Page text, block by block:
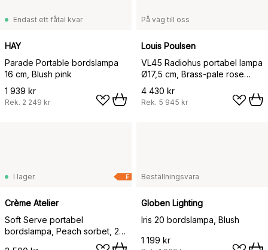
Endast ett fåtal kvar
HAY
Parade Portable bordslampa
16 cm, Blush pink
1 939 kr
Rek. 2 249 kr
På väg till oss
Louis Poulsen
VL45 Radiohus portabel lampa
Ø17,5 cm, Brass-pale rose
glass
4 430 kr
Rek. 5 945 kr
F
I lager
Crème Atelier
Soft Serve portabel
bordslampa, Peach sorbet, 23
Beställningsvara
Globen Lighting
Iris 20 bordslampa, Blush
1 199 kr